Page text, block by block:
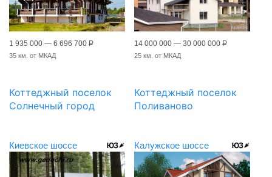
1 935 000 — 6 696 700 Р
35 км. от МКАД
Коттеджный поселок
Солнечный город
14 000 000 — 30 000 000 Р
25 км. от МКАД
Коттеджный поселок
Поливаново
Киевское шоссе Калужское шоссе